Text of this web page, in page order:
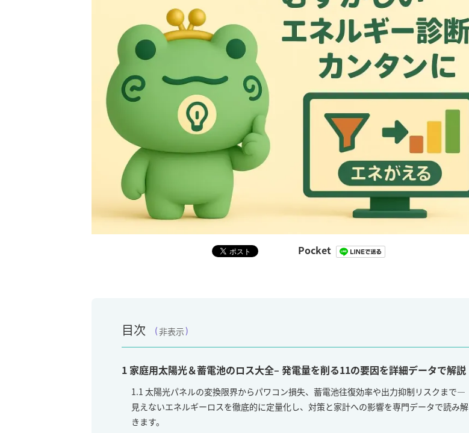
Pocket
目次 非表示
1 家庭用太陽光＆蓄電池のロス大全– 発電量を削る11の要因を詳細データで解説
1.1 太陽光パネルの変換限界からパワコン損失、蓄電池往復効率や出力抑制リスクまで—
見えないエネルギーロスを徹底的に定量化し、対策と家計への影響を専門データで読み解
きます。